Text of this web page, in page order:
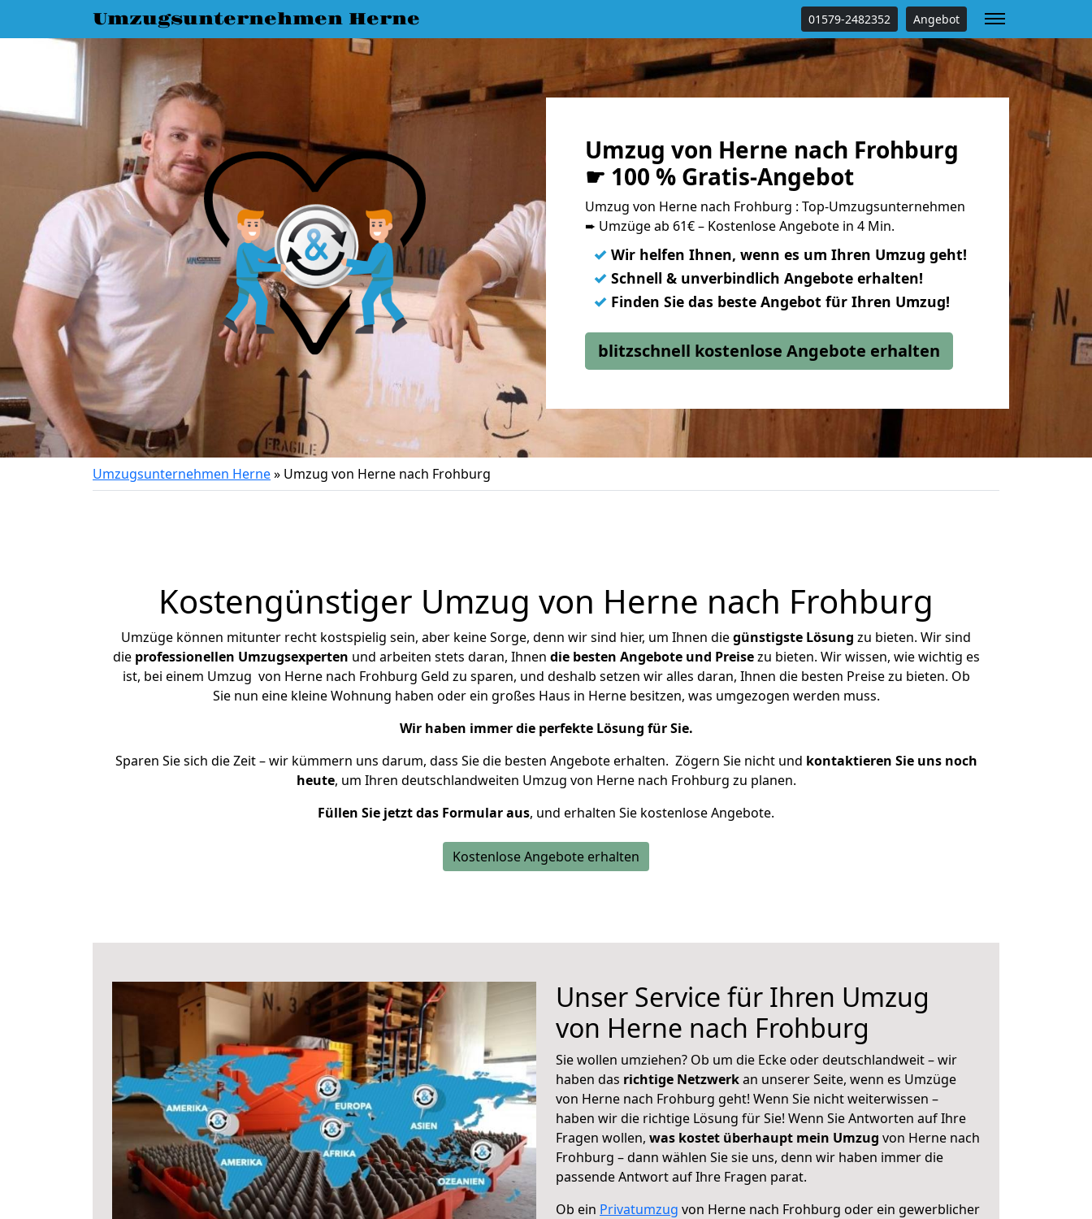
Umzugsunternehmen Herne 01579-2482352 Angebot
Umzug von Herne nach Frohburg
☛ 100 % Gratis-Angebot
Umzug von Herne nach Frohburg : Top-Umzugsunternehmen
➨ Umzüge ab 61€ – Kostenlose Angebote in 4 Min.
✓ Wir helfen Ihnen, wenn es um Ihren Umzug geht!
✓ Schnell & unverbindlich Angebote erhalten!
✓ Finden Sie das beste Angebot für Ihren Umzug!
blitzschnell kostenlose Angebote erhalten
Umzugsunternehmen Herne» Umzug von Herne nach Frohburg
Kostengünstiger Umzug von Herne nach Frohburg
Umzüge können mitunter recht kostspielig sein, aber keine Sorge, denn wir sind hier, um Ihnen diegünstigste Lösung zu bieten. Wir sind
die professionellen Umzugsexperten und arbeiten stets daran, Ihnen die besten Angebote und Preisezu bieten. Wir wissen, wie wichtig es
ist, bei einem Umzug von Herne nach Frohburg Geld zu sparen, und deshalb setzen wir alles daran, Ihnen die besten Preise zu bieten. Ob
Sie nun eine kleine Wohnung haben oder ein großes Haus in Herne besitzen, was umgezogen werden muss.
Wir haben immer die perfekte Lösung für Sie.
Sparen Sie sich die Zeit – wir kümmern uns darum, dass Sie die besten Angebote erhalten. Zögern Sie nicht und kontaktieren Sie uns noch
heute, um Ihren deutschlandweiten Umzug von Herne nach Frohburg zu planen.
Füllen Sie jetzt das Formular aus, und erhalten Sie kostenlose Angebote.
Kostenlose Angebote erhalten
Unser Service für Ihren Umzug
von Herne nach Frohburg
Sie wollen umziehen? Ob um die Ecke oder deutschlandweit – wir
haben das richtige Netzwerkan unserer Seite, wenn es Umzüge
von Herne nach Frohburg geht! Wenn Sie nicht weiterwissen –
haben wir die richtige Lösung für Sie! Wenn Sie Antworten auf Ihre
Fragen wollen, was kostet überhaupt mein Umzug von Herne nach
Frohburg – dann wählen Sie sie uns, denn wir haben immer die
passende Antwort auf Ihre Fragen parat.
Ob ein Privatumzug von Herne nach Frohburg oder ein gewerblicher